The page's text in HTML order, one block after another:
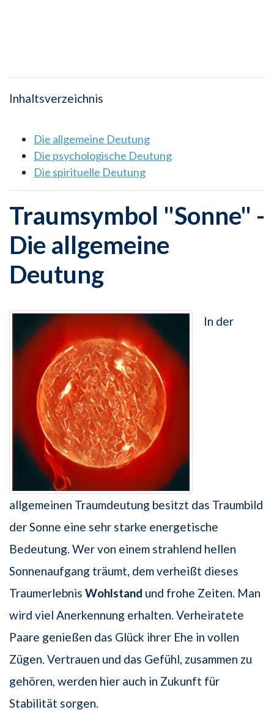
Inhaltsverzeichnis
Die allgemeine Deutung
Die psychologische Deutung
Die spirituelle Deutung
Traumsymbol "Sonne" -
Die allgemeine
Deutung
In der
allgemeinen Traumdeutung besitzt das Traumbild
der Sonne eine sehr starke energetische
Bedeutung. Wer von einem strahlend hellen
Sonnenaufgang träumt, dem verheißt dieses
Traumerlebnis Wohlstand und frohe Zeiten. Man
wird viel Anerkennung erhalten. Verheiratete
Paare genießen das Glück ihrer Ehe in vollen
Zügen. Vertrauen und das Gefühl, zusammen zu
gehören, werden hier auch in Zukunft für
Stabilität sorgen.